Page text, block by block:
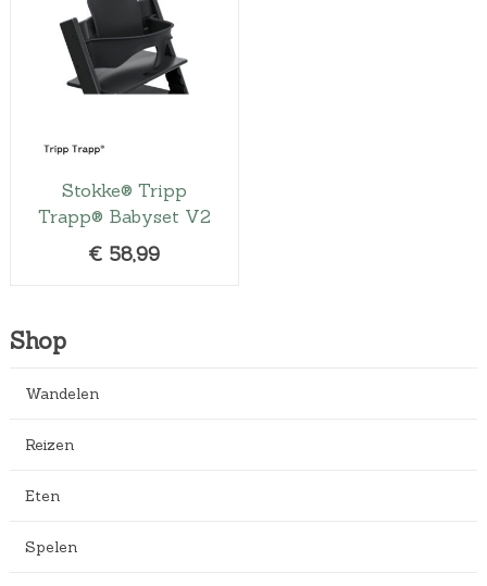
Stokke® Tripp
Trapp® Babyset V2
€ 58,99
Shop
Wandelen
Reizen
Eten
Spelen